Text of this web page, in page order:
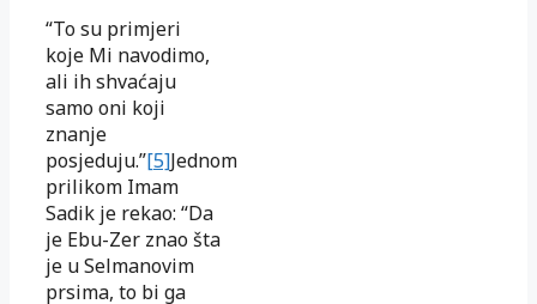
“To su primjeri
koje Mi navodimo,
ali ih shvaćaju
samo oni koji
znanje
posjeduju.”[5]Jednom
prilikom Imam
Sadik je rekao: “Da
je Ebu-Zer znao šta
je u Selmanovim
prsima, to bi ga